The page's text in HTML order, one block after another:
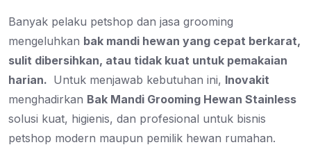
Banyak pelaku petshop dan jasa grooming
mengeluhkan bak mandi hewan yang cepat berkarat,
sulit dibersihkan, atau tidak kuat untuk pemakaian
harian. Untuk menjawab kebutuhan ini, Inovakit
menghadirkan Bak Mandi Grooming Hewan Stainless
solusi kuat, higienis, dan profesional untuk bisnis
petshop modern maupun pemilik hewan rumahan.